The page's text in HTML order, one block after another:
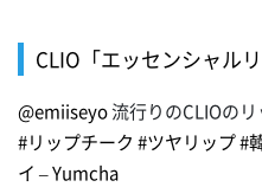
CLIO「エッセンシャル
@emiiseyo流行りのCLIOの
#リップチーク #ツヤリップ#
イ – Yumcha